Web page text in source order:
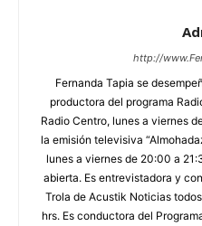
http://
Fernanda Tapia se
productora del programa
Radio Centro, lunes a viernes
la emisión televisiva
lunes a viernes de 20:00 a
abierta. Es entrevistadora y
Trola de Acustik Noticias
hrs. Es conductora del